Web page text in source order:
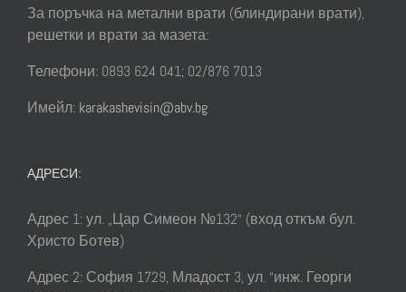
За поръчка на метални врати (блиндирани врати),
решетки и врати за мазета:
Телефони: 0893 624 041; 02/876 7013
Имейл: karakashevisin@abv.bg
АДРЕСИ:
Адрес 1: ул. „Цар Симеон №132“ (вход откъм бул.
Христо Ботев)
Адрес 2: София 1729, Младост 3, ул. “инж. Георги